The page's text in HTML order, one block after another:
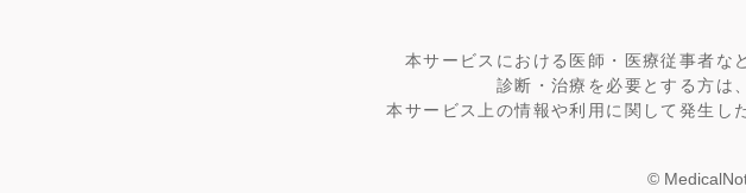
本サービスにおける医師・医療従事者な
診断・治療を必要とする方は
本サービス上の情報や利用に関して発生し
©